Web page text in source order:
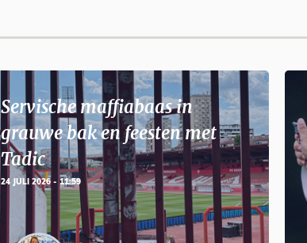
Servische maffiabaas in
grauwe bak en feesten met
Tadic
24 JULI 2026 - 11:59